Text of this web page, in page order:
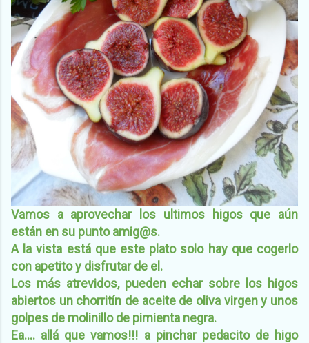
Vamos a aprovechar los ultimos higos que aún
están en su punto amig@s.
A la vista está que este plato solo hay que cogerlo
con apetito y disfrutar de el.
Los más atrevidos, pueden echar sobre los higos
abiertos un chorritín de aceite de oliva virgen y unos
golpes de molinillo de pimienta negra.
Ea.... allá que vamos!!! a pinchar pedacito de higo